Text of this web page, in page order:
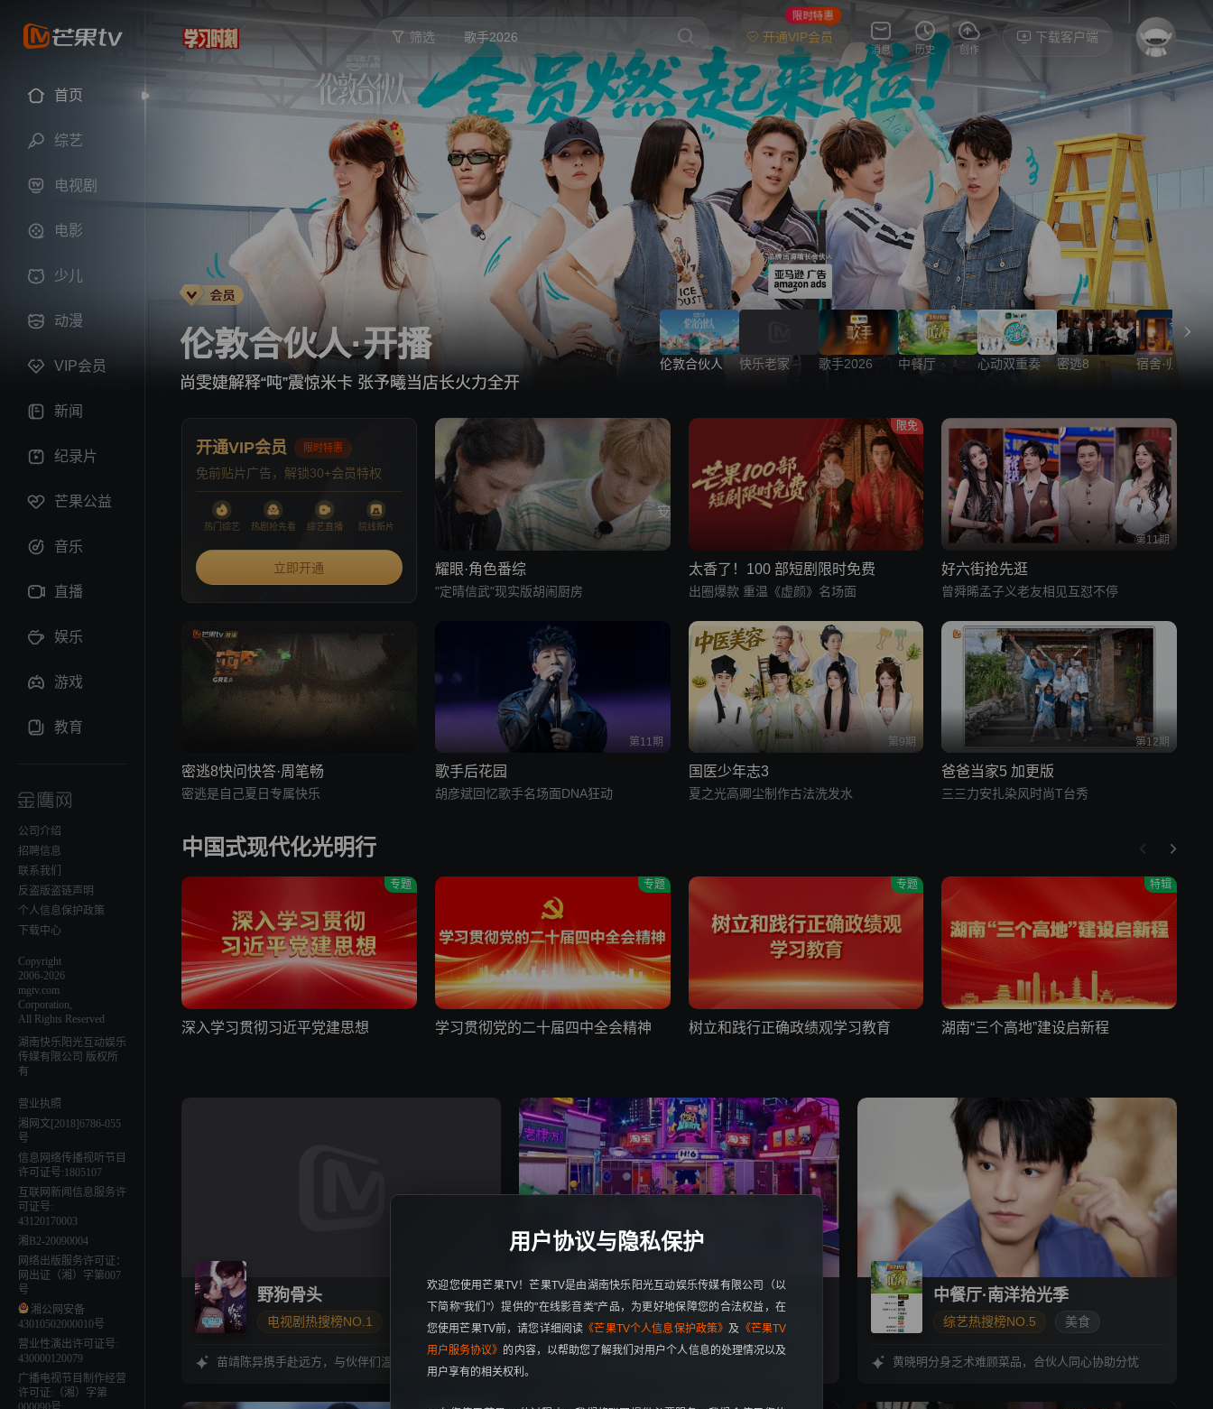
筛选
密室大逃脱 第八季
歌手2026
你好，星期六
中餐厅·南洋拾光季
快乐老家
野狗骨头
忙忙碌碌寻宝藏2
我们的宿舍·归心季
爸爸当家 第五季
开通VIP会员
限时特惠
消息 历史 创作
下载客户端
首页
综艺
电视剧
电影
少儿
动漫
VIP会员
新闻
纪录片
芒果公益
音乐
直播
娱乐
游戏
教育
公司介绍
招聘信息
联系我们
反盗版盗链声明
个人信息保护政策
下载中心
Copyright
2006-2026
mgtv.com
Corporation,
All Rights Reserved
湖南快乐阳光互动娱乐
传媒有限公司 版权所
有
营业执照
湘网文[2018]6786-055
号
信息网络传播视听节目
许可证号:1805107
互联网新闻信息服务许
可证号:
43120170003
湘B2-20090004
网络出版服务许可证：
网出证（湘）字第007
号
湘公网安备
43010502000010号
营业性演出许可证号:
430000120079
广播电视节目制作经营
许可证:（湘）字第
伦敦合伙人·开播
尚雯婕解释“吨”震惊米卡 张予曦当店长火力全开
伦敦合伙人 快乐老家 歌手2026 中餐厅 心动双重奏 密逃8 宿舍·归心季
开通VIP会员 限时特惠
免前贴片广告，解锁30+会员特权
热门综艺 热剧抢先看 综艺直播 院线新片
立即开通 耀眼·角色番综
"定晴信武"现实版胡闹厨房
限免
太香了！100 部短剧限时免费
出圈爆款 重温《虚颜》名场面
第11期
好六街抢先逛
曾舜晞孟子义老友相见互怼不停
密逃8快问快答·周笔畅
密逃是自己夏日专属快乐
第11期
歌手后花园
胡彦斌回忆歌手名场面DNA狂动
第9期
国医少年志3
夏之光高卿尘制作古法洗发水
第12期
爸爸当家5 加更版
三三力安扎染风时尚T台秀
第11期
宿舍不熄灯
何炅问长高方法丁程鑫热情分享
咕噜比事务所·定档8月10日
幻想之力迸发🔮奔赴奇趣冒险
密室大逃脱8·大神版
何运晨密神小曲库循环开唱
官鸿到底囤了多少件花衬衫？
帅哥夏日解暑秘诀大公开
神山取火共赴冒险之约
御廷谣📸追剧团
陈哲远吴谨言唱OMG你吓到我啦
中国式现代化光明行
专题
深入学习贯彻习近平党建思想
专题
学习贯彻党的二十届四中全会精神
专题
树立和践行正确政绩观学习教育
特辑
湖南“三个高地”建设启新程
野狗骨头
电视剧热搜榜NO.1 弹幕破100万
宋威龙 张婧仪
苗靖陈异携手赴远方，与伙伴们温柔告别！
你好，星期六 2026
综艺热搜榜NO.3 游戏 娱乐
中餐厅·南洋拾光季
综艺热搜榜NO.5 美食
模拟经营
黄晓明分身乏术难顾菜品，合伙人同心协助分忧
用户协议与隐私保护
欢迎您使用芒果TV！芒果TV是由湖南快乐阳光互动娱乐传媒有限公司（以
下简称"我们"）提供的"在线影音类"产品，为更好地保障您的合法权益，在
您使用芒果TV前，请您详细阅读 《芒果TV个人信息保护政策》 及 《芒果TV
用户服务协议》 的内容，以帮助您了解我们对用户个人信息的处理情况以及
用户享有的相关权利。